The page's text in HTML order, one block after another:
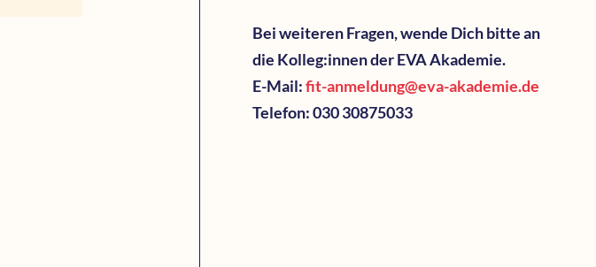
Bei weiteren Fragen, wende Dich bitte an
die Kolleg:innen der EVA Akademie.
E-Mail:fit-anmeldung@eva-akademie.de
Telefon: 030 30875033